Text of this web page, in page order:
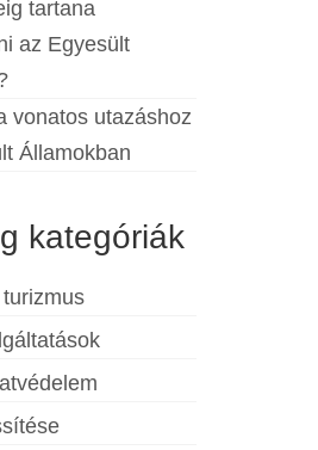
tartana
az Egyesült
vonatos utazáshoz
Államokban
kategóriák